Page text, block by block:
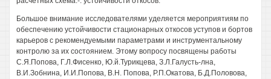
Большое внимание исследователями уделяется мероприятиям по
обеспечению устойчивости стационарных откосов уступов и бортов
карьеров с рекомендуемыми параметрами и инструментальному
контролю за их состоянием. Этому вопросу посвящены работы
С.Я.Попова, Г.Л.Фисенко, Ю.й.Турикцева, З.Л.Галусть-лна,
В.И.Зобнина, И.И.Попова, В.Н. Попова, Р.П.Окатова, Б.Д.Половова,